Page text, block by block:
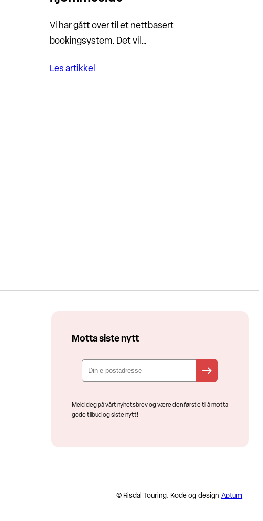
Vi har gått over til et nettbasert
bookingsystem. Det vil…
Les artikkel
Motta siste nytt
Meld deg på vårt nyhetsbrev og være den første til å motta
gode tilbud og siste nytt!
© Risdal Touring. Kode og designAptum